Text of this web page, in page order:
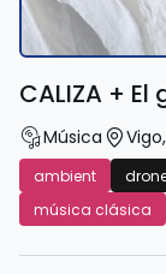
CALIZA +
Música Vigo,
ambient
música clásica